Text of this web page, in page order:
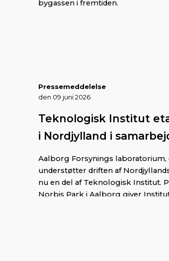
bygassen i fremtiden.
Pressemeddelelse
den 09 juni 2026
Teknologisk Institut
i Nordjylland i samarbejde med
Aalborg Forsyning
Aalborg Forsynings laboratorium,
understøtter driften af
nu en del af Teknologisk Institut.
Norbis Park i Aalborg giver